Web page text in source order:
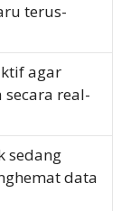
terus-
agar
real-
sedang
data